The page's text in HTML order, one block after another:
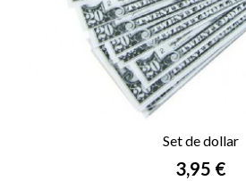
Set de dollar
Prix
3,95 €